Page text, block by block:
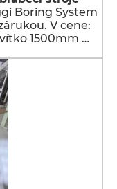
Boring System
V cene:
1500mm …